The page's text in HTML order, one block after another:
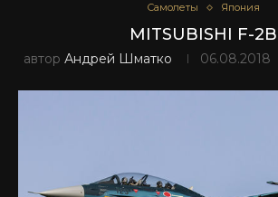
Самолеты
Япония
MITSUBISHI F-2B
автор Андрей Шматко 06.08.2018